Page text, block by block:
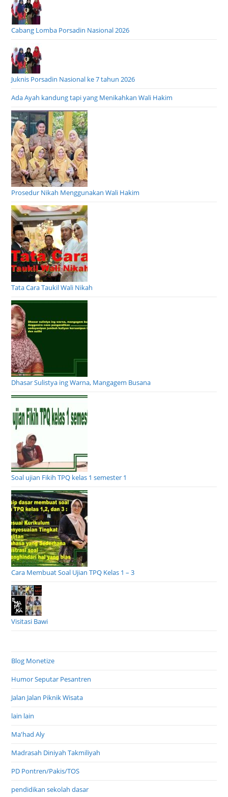
Cabang Lomba Porsadin Nasional 2026
Juknis Porsadin Nasional ke 7 tahun 2026
Ada Ayah kandung tapi yang Menikahkan Wali Hakim
Prosedur Nikah Menggunakan Wali Hakim
Tata Cara Taukil Wali Nikah
Dhasar Sulistya ing Warna, Mangagem Busana
Soal ujian Fikih TPQ kelas 1 semester 1
Cara Membuat Soal Ujian TPQ Kelas 1 – 3
Visitasi Bawi
Blog Monetize
Humor Seputar Pesantren
Jalan Jalan Piknik Wisata
lain lain
Ma'had Aly
Madrasah Diniyah Takmiliyah
PD Pontren/Pakis/TOS
pendidikan sekolah dasar